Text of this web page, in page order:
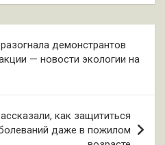
демонстрантов
— новости экологии на
как защититься
даже в пожилом